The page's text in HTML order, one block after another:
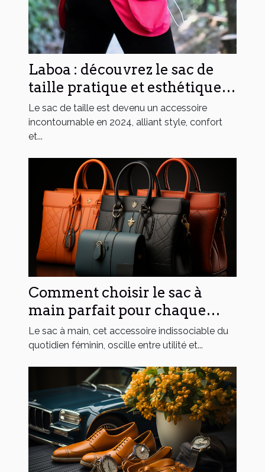
Laboa : découvrez le sac de
taille pratique et esthétique
de cette marque française !
Le sac de taille est devenu un accessoire
incontournable en 2024, alliant style, confort
et...
Comment choisir le sac à
main parfait pour chaque
occasion : du travail aux
soirées
Le sac à main, cet accessoire indissociable du
quotidien féminin, oscille entre utilité et...